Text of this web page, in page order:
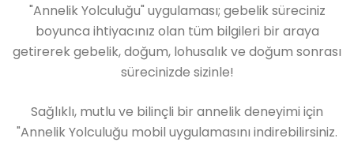
"Annelik Yolculuğu" uygulaması; gebelik süreciniz
boyunca ihtiyacınız olan tüm bilgileri bir araya
getirerek gebelik, doğum, lohusalık ve doğum sonrası
sürecinizde sizinle!
Sağlıklı, mutlu ve bilinçli bir annelik deneyimi için
"Annelik Yolculuğu mobil uygulamasını indirebilirsiniz.